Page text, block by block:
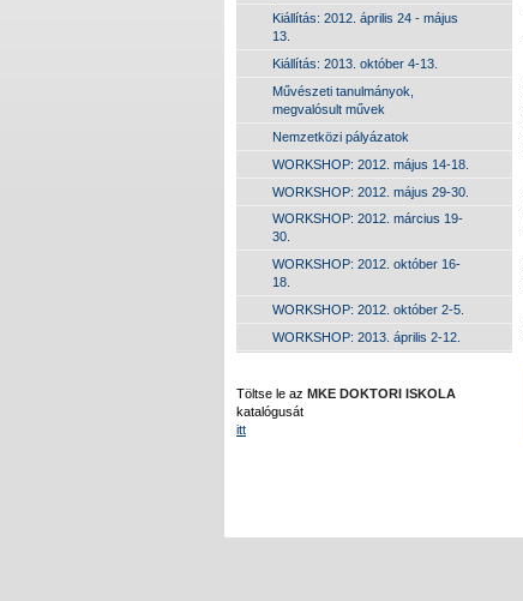
Kiállítás: 2012. április 24 - május
13.
Kiállítás: 2013. október 4-13.
Művészeti tanulmányok,
megvalósult művek
Nemzetközi pályázatok
WORKSHOP: 2012. május 14-18.
WORKSHOP: 2012. május 29-30.
WORKSHOP: 2012. március 19-
30.
WORKSHOP: 2012. október 16-
18.
WORKSHOP: 2012. október 2-5.
WORKSHOP: 2013. április 2-12.
Töltse le az MKE DOKTORI ISKOLA
katalógusát
itt